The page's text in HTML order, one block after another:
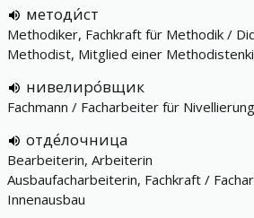
методи́ст
Methodiker, Fachkraft für Methodik /
Methodist, Mitglied einer
нивелиро́вщик
Fachmann / Facharbeiter für
отде́лочница
Bearbeiterin, Arbeiterin
Ausbaufacharbeiterin, Fachkraft /
Innenausbau